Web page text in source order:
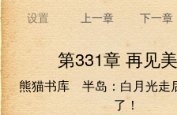
设置 上一章 下一章
第331章 再见
熊猫书库 半岛：白月光走
了！